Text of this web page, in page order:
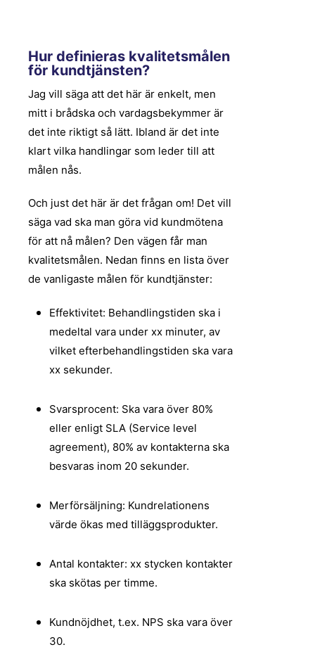
Hur definieras kvalitetsmålen
för kundtjänsten?
Jag vill säga att det här är enkelt, men
mitt i brådska och vardagsbekymmer är
det inte riktigt så lätt. Ibland är det inte
klart vilka handlingar som leder till att
målen nås.
Och just det här är det frågan om! Det vill
säga vad ska man göra vid kundmötena
för att nå målen? Den vägen får man
kvalitetsmålen. Nedan finns en lista över
de vanligaste målen för kundtjänster:
Effektivitet: Behandlingstiden ska i
medeltal vara under xx minuter, av
vilket efterbehandlingstiden ska vara
xx sekunder.
Svarsprocent: Ska vara över 80%
eller enligt SLA (Service level
agreement), 80% av kontakterna ska
besvaras inom 20 sekunder.
Merförsäljning: Kundrelationens
värde ökas med tilläggsprodukter.
Antal kontakter: xx stycken kontakter
ska skötas per timme.
Kundnöjdhet, t.ex. NPS ska vara över
30.